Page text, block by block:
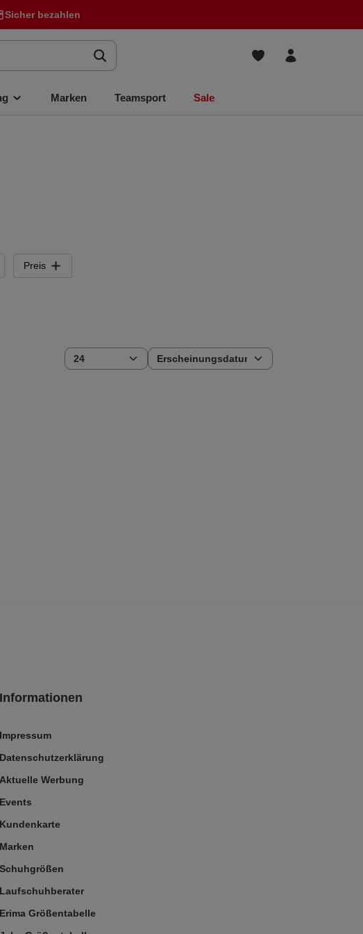
Sicher bezahlen
Marken Teamsport Sale
Preis
Informationen
Impressum
Datenschutzerklärung
Aktuelle Werbung
Events
Kundenkarte
Marken
Schuhgrößen
Laufschuhberater
Erima Größentabelle